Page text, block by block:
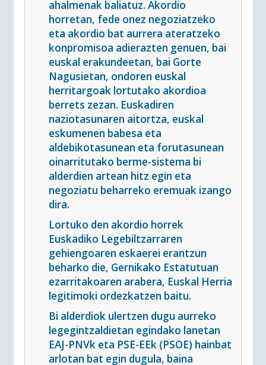
ahalmenak baliatuz. Akordio
horretan, fede onez negoziatzeko
eta akordio bat aurrera ateratzeko
konpromisoa adierazten genuen, bai
euskal erakundeetan, bai Gorte
Nagusietan, ondoren euskal
herritargoak lortutako akordioa
berrets zezan. Euskadiren
naziotasunaren aitortza, euskal
eskumenen babesa eta
aldebikotasunean eta forutasunean
oinarritutako berme-sistema bi
alderdien artean hitz egin eta
negoziatu beharreko eremuak izango
dira.
Lortuko den akordio horrek
Euskadiko Legebiltzarraren
gehiengoaren eskaerei erantzun
beharko die, Gernikako Estatutuan
ezarritakoaren arabera, Euskal Herria
legitimoki ordezkatzen baitu.
Bi alderdiok ulertzen dugu aurreko
legegintzaldietan egindako lanetan
EAJ-PNVk eta PSE-EEk (PSOE) hainbat
arlotan bat egin dugula, baina